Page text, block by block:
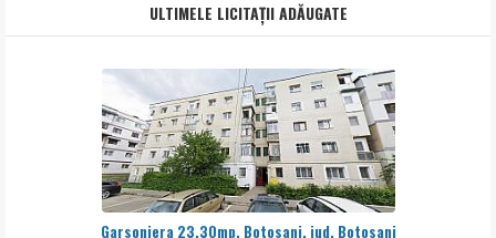
ULTIMELE LICITAȚII ADĂUGATE
Garsoniera 23,30mp, Botosani, jud. Botosani